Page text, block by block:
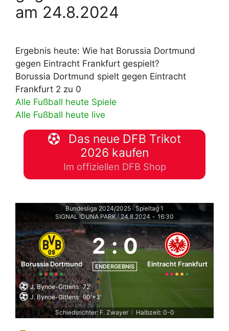
am 24.8.2024
Ergebnis heute: Wie hat Borussia Dortmund
gegen Eintracht Frankfurt gespielt?
Borussia Dortmund spielt gegen Eintracht
Frankfurt 2 zu 0
Alle Fußball heute Spiele
Alle Fußball heute live
Das neue DFB Trikot
2026 kaufen
Im offiziellen DFB Shop
Bundesliga 2024/2025 | Spieltag 1
SIGNAL IDUNA PARK 24.8.2024 - 16:30
Borussia Dortmund
2 :0
ENDERGEBNIS Eintracht Frankfurt
J. Bynoe-Gittens 72'
J. Bynoe-Gittens 90'+3'
Schiedsrichter: F. Zwayer
Halbzeit: 0-0